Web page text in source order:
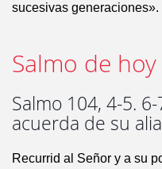
sucesivas generaciones».
Salmo de hoy
Salmo 104, 4-5.
acuerda de su
Recurrid al Señor y a su